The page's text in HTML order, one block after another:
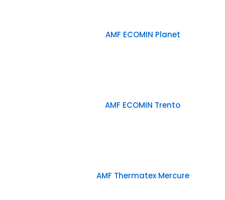
AMF ECOMIN Planet
AMF ECOMIN Trento
AMF Thermatex Mercure